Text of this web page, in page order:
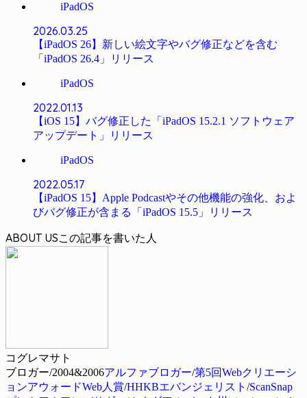
iPadOS
2026.03.25
【iPadOS 26】新しい絵文字やバグ修正などを含む
「iPadOS 26.4」リリース
iPadOS
2022.01.13
【iOS 15】バグ修正した「iPadOS 15.2.1 ソフトウェア
アップデート」リリース
iPadOS
2022.05.17
【iPadOS 15】Apple Podcastやその他機能の強化、およ
びバグ修正が含まる「iPadOS 15.5」リリース
ABOUT US
コグレマサト
ブロガー/2004&2006アルファブロガー/第5回Webクリエーシ
ョンアウォードWeb人賞/HHKBエバンジェリスト /ScanSnap